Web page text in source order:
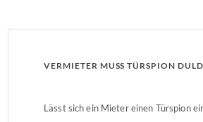
VERMIETER MUSS TÜRSPION
Lässt sich ein Mieter einen Türspion